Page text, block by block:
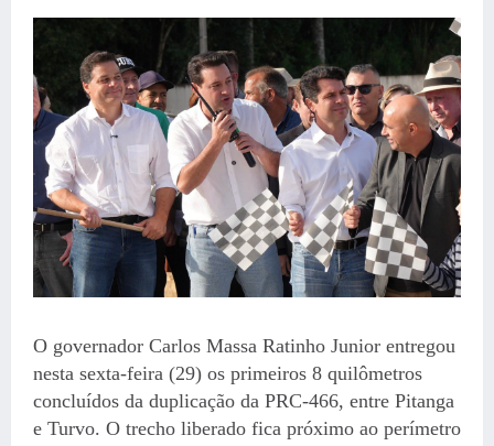
O governador Carlos Massa Ratinho Junior entregou
nesta sexta-feira (29) os primeiros 8 quilômetros
concluídos da duplicação da PRC-466, entre Pitanga
e Turvo. O trecho liberado fica próximo ao perímetro